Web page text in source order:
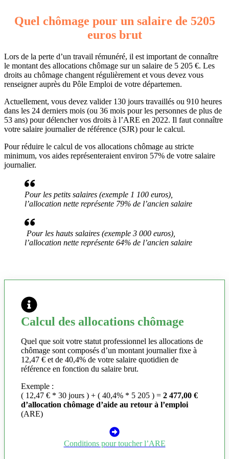
Quel chômage pour un salaire de 5205
euros brut
Lors de la perte d’un travail rémunéré, il est important de connaître
le montant des allocations chômage sur un salaire de 5 205 €. Les
droits au chômage changent régulièrement et vous devez vous
renseigner auprès du Pôle Emploi de votre départemen.
Actuellement, vous devez valider 130 jours travaillés ou 910 heures
dans les 24 derniers mois (ou 36 mois pour les personnes de plus de
53 ans) pour délencher vos droits à l’ARE en 2022. Il faut connaître
votre salaire journalier de référence (SJR) pour le calcul.
Pour réduire le calcul de vos allocations chômage au stricte
minimum, vos aides représenteraient environ 57% de votre salaire
journalier.
Pour les petits salaires (exemple 1 100 euros),
l’allocation nette représente 79% de l’ancien salaire
Pour les hauts salaires (exemple 3 000 euros),
l’allocation nette représente 64% de l’ancien salaire
Calcul des allocations chômage
Quel que soit votre statut professionnel les allocations de
chômage sont composés d’un montant journalier fixe à
12,47 € et de 40,4% de votre salaire quotidien de
référence en fonction du salaire brut.
Exemple :
( 12,47 € * 30 jours ) + ( 40,4% * 5 205 ) = 2 477,00 €
d’allocation chômage d’aide au retour à l’emploi
(ARE)
Conditions pour toucher l’ARE